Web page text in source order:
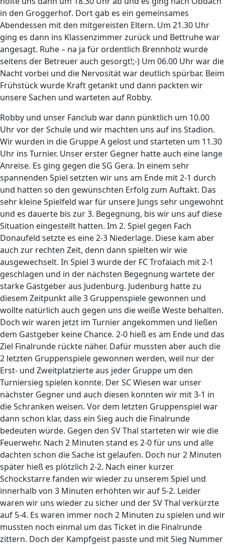
in den Groggerhof. Dort gab es ein gemeinsames
Abendessen mit den mitgereisten Eltern. Um 21.30 Uhr
ging es dann ins Klassenzimmer zurück und Bettruhe war
angesagt. Ruhe – na ja für ordentlich Brennholz wurde
seitens der Betreuer auch gesorgt!;-) Um 06.00 Uhr war die
Nacht vorbei und die Nervosität war deutlich spürbar. Beim
Frühstück wurde Kraft getankt und dann packten wir
unsere Sachen und warteten auf Robby.
Robby und unser Fanclub war dann pünktlich um 10.00
Uhr vor der Schule und wir machten uns auf ins Stadion.
Wir wurden in die Gruppe A gelost und starteten um 11.30
Uhr ins Turnier. Unser erster Gegner hatte auch eine lange
Anreise. Es ging gegen die SG Gera. In einem sehr
spannenden Spiel setzten wir uns am Ende mit 2-1 durch
und hatten so den gewünschten Erfolg zum Auftakt. Das
sehr kleine Spielfeld war für unsere Jungs sehr ungewohnt
und es dauerte bis zur 3. Begegnung, bis wir uns auf diese
Situation eingestellt hatten. Im 2. Spiel gegen Fach
Donaufeld setzte es eine 2-3 Niederlage. Diese kam aber
auch zur rechten Zeit, denn dann spielten wir wie
ausgewechselt. In Spiel 3 wurde der FC Trofaiach mit 2-1
geschlagen und in der nächsten Begegnung wartete der
starke Gastgeber aus Judenburg. Judenburg hatte zu
diesem Zeitpunkt alle 3 Gruppenspiele gewonnen und
wollte natürlich auch gegen uns die weiße Weste behalten.
Doch wir waren jetzt im Turnier angekommen und ließen
dem Gastgeber keine Chance. 2-0 hieß es am Ende und das
Ziel Finalrunde rückte näher. Dafür mussten aber auch die
2 letzten Gruppenspiele gewonnen werden, weil nur der
Erst- und Zweitplatzierte aus jeder Gruppe um den
Turniersieg spielen konnte. Der SC Wiesen war unser
nächster Gegner und auch diesen konnten wir mit 3-1 in
die Schranken weisen. Vor dem letzten Gruppenspiel war
dann schon klar, dass ein Sieg auch die Finalrunde
bedeuten würde. Gegen den SV Thal starteten wir wie die
Feuerwehr. Nach 2 Minuten stand es 2-0 für uns und alle
dachten schon die Sache ist gelaufen. Doch nur 2 Minuten
später hieß es plötzlich 2-2. Nach einer kurzer
Schockstarre fanden wir wieder zu unserem Spiel und
innerhalb von 3 Minuten erhöhten wir auf 5-2. Leider
waren wir uns wieder zu sicher und der SV Thal verkürzte
auf 5-4. Es waren immer noch 2 Minuten zu spielen und wir
mussten noch einmal um das Ticket in die Finalrunde
zittern. Doch der Kampfgeist passte und mit Sieg Nummer